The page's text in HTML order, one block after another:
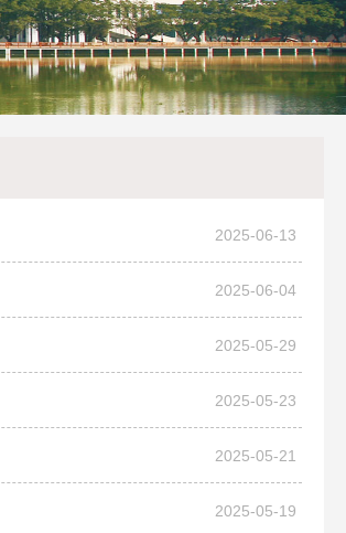
2025-06-13
2025-06-04
2025-05-29
2025-05-23
2025-05-21
2025-05-19